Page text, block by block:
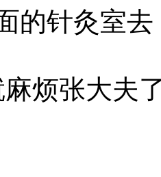
的针灸室去
烦张大夫